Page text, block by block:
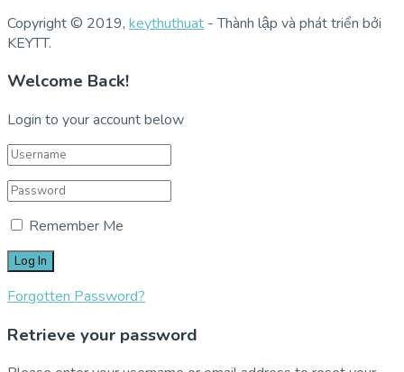
Copyright © 2019, keythuthuat - Thành lập và phát triển bởi
KEYTT.
Welcome Back!
Login to your account below
Remember Me
Forgotten Password?
Retrieve your password